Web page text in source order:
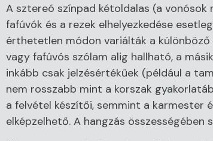
A sztereó színpad kétoldalas (a vonósok
fafúvók és a rezek elhelyezkedése
érthetetlen módon variálták a
vagy fafúvós szólam alig hallható, a
inkább csak jelzésértékűek (például a
nem rosszabb mint a korszak
a felvétel készítői, semmint a karmester
elképzelhető. A hangzás összességében